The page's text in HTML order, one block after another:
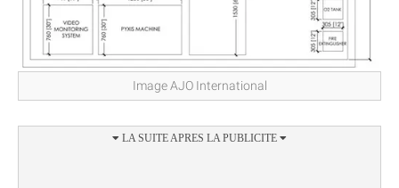
Image AJO International